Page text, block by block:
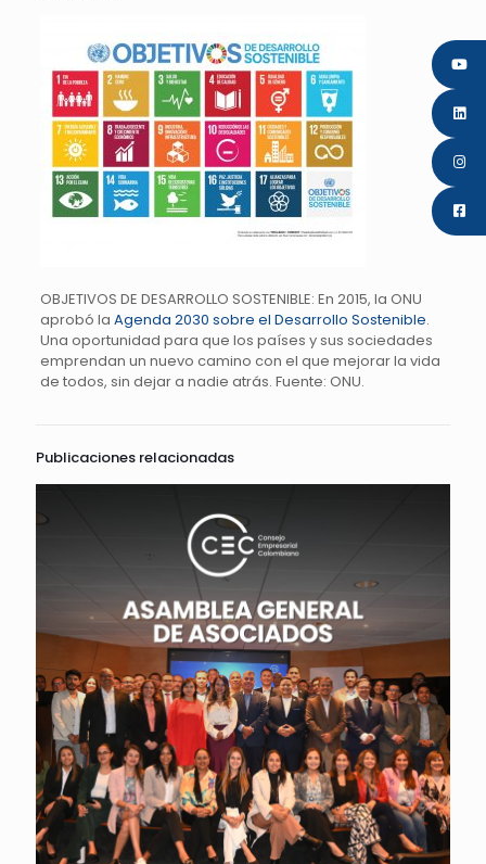
OBJETIVOS DE DESARROLLO SOSTENIBLE: En 2015, la ONU
aprobó la Agenda 2030 sobre el Desarrollo Sostenible.
Una oportunidad para que los países y sus sociedades
emprendan un nuevo camino con el que mejorar la vida
de todos, sin dejar a nadie atrás. Fuente: ONU.
Publicaciones relacionadas